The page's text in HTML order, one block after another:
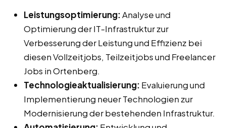
Leistungsoptimierung:Analyse und
Optimierung der IT-Infrastruktur zur
Verbesserung der Leistung und Effizienz bei
diesen Vollzeitjobs, Teilzeitjobs und Freelancer
Jobs in Ortenberg.
Technologieaktualisierung: Evaluierung und
Implementierung neuer Technologien zur
Modernisierung der bestehenden Infrastruktur.